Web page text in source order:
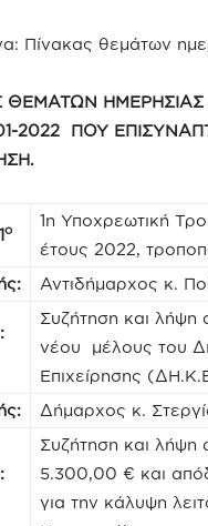
Πίνακας θεμάτων
ΘΕΜΑΤΩΝ
2022 ΠΟΥ
ο
1η Υποχρεωτική
έτους 2022,
Αντιδήμαρχος κ.
Συζήτηση και λήψη
νέου μέλους του
Επιχείρησης
Δήμαρχος κ.
Συζήτηση και
5.300,00 € και
για την κάλυψη